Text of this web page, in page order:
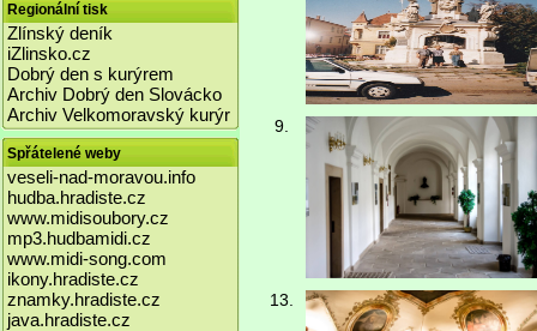
Regionální tisk
Zlínský deník
iZlinsko.cz
Dobrý den s kurýrem
Archiv Dobrý den Slovácko
Archiv Velkomoravský kurýr
Spřátelené weby
veseli-nad-moravou.info
hudba.hradiste.cz
www.midisoubory.cz
mp3.hudbamidi.cz
www.midi-song.com
ikony.hradiste.cz
znamky.hradiste.cz
java.hradiste.cz
9.
13.